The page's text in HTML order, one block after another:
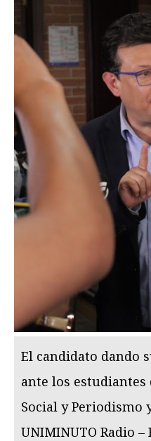
El candidato dando
ante los estudiantes
Social y Periodismo
UNIMINUTO Radio